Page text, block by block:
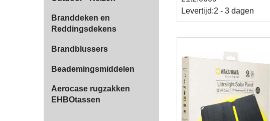
Branddeken en
Reddingsdekens
Brandblussers
Beademingsmiddelen
Aerocase rugzakken
EHBOtassen
Levertijd:2 - 3 dagen